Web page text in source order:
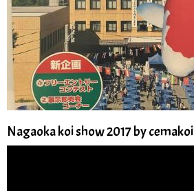
Nagaoka koi show 2017 by cemakoi